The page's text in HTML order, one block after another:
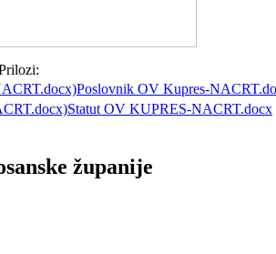
Poslovnik OV Kupres-
Statut OV KUPRES-NACRT.docx
županije